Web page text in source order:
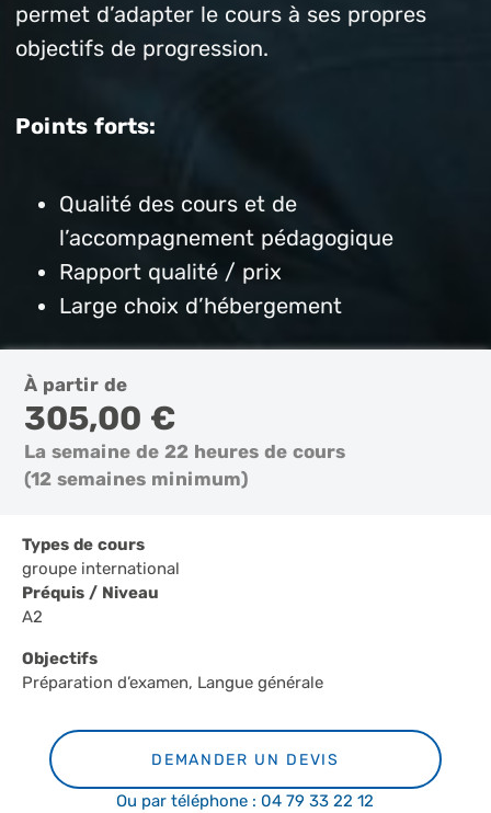
permet d’adapter le cours à ses propres
objectifs de progression.
Points forts:
Qualité des cours et de
l’accompagnement pédagogique
Rapport qualité / prix
Large choix d’hébergement
À partir de
305,00 €
La semaine de 22 heures de cours
(12 semaines minimum)
Types de cours
groupe international
Préquis / Niveau
A2
Objectifs
Préparation d’examen, Langue générale
DEMANDER UN DEVIS
Ou par téléphone : 04 79 33 22 12